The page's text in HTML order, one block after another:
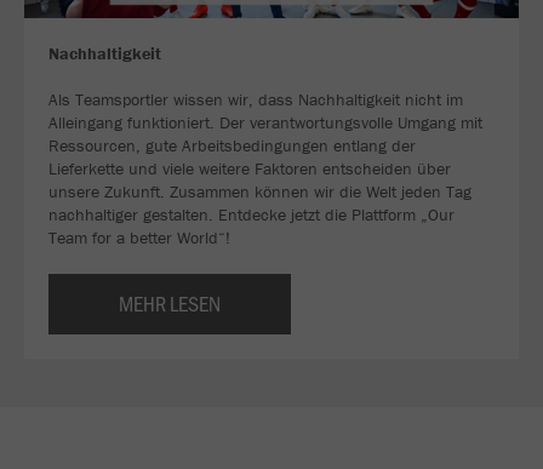
Nachhaltigkeit
Als Teamsportler wissen wir, dass Nachhaltigkeit nicht im
Alleingang funktioniert. Der verantwortungsvolle Umgang mit
Ressourcen, gute Arbeitsbedingungen entlang der
Lieferkette und viele weitere Faktoren entscheiden über
unsere Zukunft. Zusammen können wir die Welt jeden Tag
nachhaltiger gestalten. Entdecke jetzt die Plattform „Our
Team for a better World“!
MEHR LESEN